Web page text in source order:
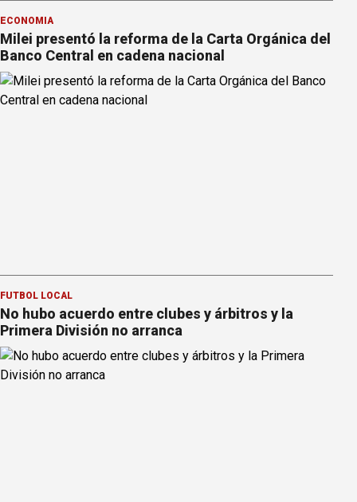
ECONOMÍA
Milei presentó la reforma de la Carta Orgánica del
Banco Central en cadena nacional
FÚTBOL LOCAL
No hubo acuerdo entre clubes y árbitros y la
Primera División no arranca